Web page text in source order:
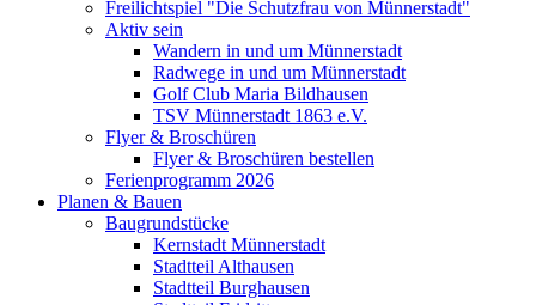
Freilichtspiel "Die Schutzfrau von Münnerstadt"
Aktiv sein
Wandern in und um Münnerstadt
Radwege in und um Münnerstadt
Golf Club Maria Bildhausen
TSV Münnerstadt 1863 e.V.
Flyer & Broschüren
Flyer & Broschüren bestellen
Ferienprogramm 2026
Planen & Bauen
Baugrundstücke
Kernstadt Münnerstadt
Stadtteil Althausen
Stadtteil Burghausen